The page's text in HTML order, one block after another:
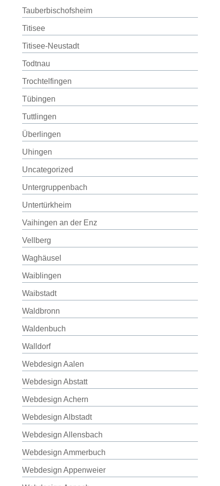
Tauberbischofsheim
Titisee
Titisee-Neustadt
Todtnau
Trochtelfingen
Tübingen
Tuttlingen
Überlingen
Uhingen
Uncategorized
Untergruppenbach
Untertürkheim
Vaihingen an der Enz
Vellberg
Waghäusel
Waiblingen
Waibstadt
Waldbronn
Waldenbuch
Walldorf
Webdesign Aalen
Webdesign Abstatt
Webdesign Achern
Webdesign Albstadt
Webdesign Allensbach
Webdesign Ammerbuch
Webdesign Appenweier